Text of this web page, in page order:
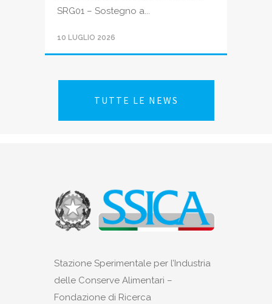
SRG01 – Sostegno a...
10 LUGLIO 2026
TUTTE LE NEWS
Stazione Sperimentale per l’Industria
delle Conserve Alimentari –
Fondazione di Ricerca